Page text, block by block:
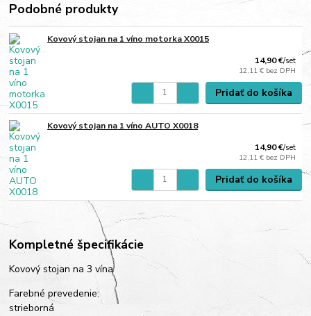
Podobné produkty
Kovový stojan na 1 víno motorka X0015
14,90 €/set
12,11 € bez DPH
Pridať do košíka
Kovový stojan na 1 víno AUTO X0018
14,90 €/set
12,11 € bez DPH
Pridať do košíka
Kompletné špecifikácie
Kovový stojan na 3 vína
Farebné prevedenie:
strieborná